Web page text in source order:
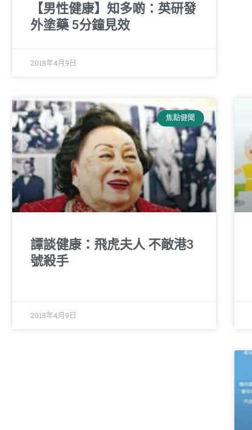
【男性健康】知多啲：英研發
外塗藥 5分鐘見效
2018年4月9日
焦點健聞
譚談健康：飛虎夫人 不敵港3
號殺手
2018年4月9日